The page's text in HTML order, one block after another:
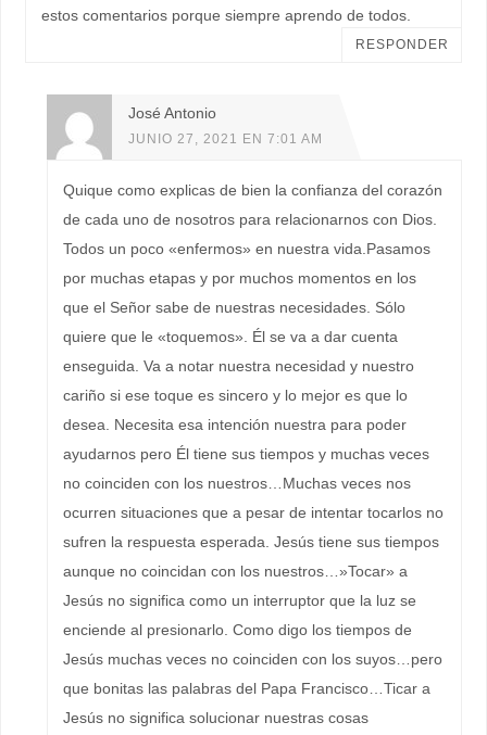
estos comentarios porque siempre aprendo de todos.
RESPONDER
José Antonio
JUNIO 27, 2021 EN 7:01 AM
Quique como explicas de bien la confianza del corazón
de cada uno de nosotros para relacionarnos con Dios.
Todos un poco «enfermos» en nuestra vida.Pasamos
por muchas etapas y por muchos momentos en los
que el Señor sabe de nuestras necesidades. Sólo
quiere que le «toquemos». Él se va a dar cuenta
enseguida. Va a notar nuestra necesidad y nuestro
cariño si ese toque es sincero y lo mejor es que lo
desea. Necesita esa intención nuestra para poder
ayudarnos pero Él tiene sus tiempos y muchas veces
no coinciden con los nuestros…Muchas veces nos
ocurren situaciones que a pesar de intentar tocarlos no
sufren la respuesta esperada. Jesús tiene sus tiempos
aunque no coincidan con los nuestros…»Tocar» a
Jesús no significa como un interruptor que la luz se
enciende al presionarlo. Como digo los tiempos de
Jesús muchas veces no coinciden con los suyos…pero
que bonitas las palabras del Papa Francisco…Ticar a
Jesús no significa solucionar nuestras cosas